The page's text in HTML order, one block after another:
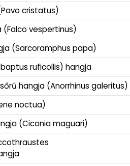
cristatus)
(Falco vespertinus)
(Sarcoramphus papa)
ruficollis) hangja
hangja (Anorrhinus galeritus)
noctua)
(Ciconia maguari)